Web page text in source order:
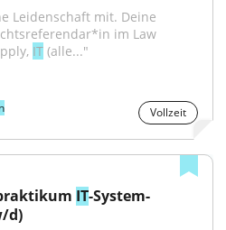
Leidenschaft mit. Deine
im Law
IT (alle..."
Vollzeit
IT-System-
d)